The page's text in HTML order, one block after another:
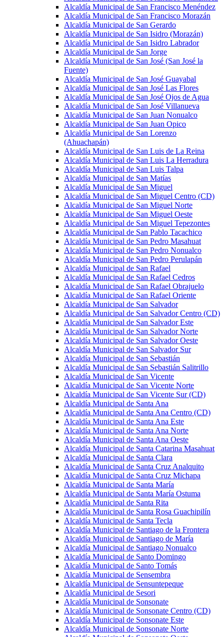
Alcaldía Municipal de San Francisco Menéndez
Alcaldía Municipal de San Francisco Morazán
Alcaldía Municipal de San Gerardo
Alcaldía Municipal de San Isidro (Morazán)
Alcaldía Municipal de San Isidro Labrador
Alcaldía Municipal de San Jorge
Alcaldía Municipal de San José (San José la
Fuente)
Alcaldía Municipal de San José Guayabal
Alcaldía Municipal de San José Las Flores
Alcaldía Municipal de San José Ojos de Agua
Alcaldía Municipal de San José Villanueva
Alcaldía Municipal de San Juan Nonualco
Alcaldía Municipal de San Juan Opico
Alcaldía Municipal de San Lorenzo
(Ahuachapán)
Alcaldía Municipal de San Luis de La Reina
Alcaldía Municipal de San Luis La Herradura
Alcaldía Municipal de San Luis Talpa
Alcaldía Municipal de San Matías
Alcaldía Municipal de San Miguel
Alcaldía Municipal de San Miguel Centro (CD)
Alcaldía Municipal de San Miguel Norte
Alcaldía Municipal de San Miguel Oeste
Alcaldía Municipal de San Miguel Tepezontes
Alcaldía Municipal de San Pablo Tacachico
Alcaldía Municipal de San Pedro Masahuat
Alcaldía Municipal de San Pedro Nonualco
Alcaldía Municipal de San Pedro Perulapán
Alcaldía Municipal de San Rafael
Alcaldía Municipal de San Rafael Cedros
Alcaldía Municipal de San Rafael Obrajuelo
Alcaldía Municipal de San Rafael Oriente
Alcaldía Municipal de San Salvador
Alcaldía Municipal de San Salvador Centro (CD)
Alcaldía Municipal de San Salvador Este
Alcaldía Municipal de San Salvador Norte
Alcaldía Municipal de San Salvador Oeste
Alcaldía Municipal de San Salvador Sur
Alcaldía Municipal de San Sebastián
Alcaldía Municipal de San Sebastián Salitrillo
Alcaldía Municipal de San Vicente
Alcaldía Municipal de San Vicente Norte
Alcaldía Municipal de San Vicente Sur (CD)
Alcaldía Municipal de Santa Ana
Alcaldía Municipal de Santa Ana Centro (CD)
Alcaldía Municipal de Santa Ana Este
Alcaldía Municipal de Santa Ana Norte
Alcaldía Municipal de Santa Ana Oeste
Alcaldía Municipal de Santa Catarina Masahuat
Alcaldía Municipal de Santa Clara
Alcaldía Municipal de Santa Cruz Analquito
Alcaldía Municipal de Santa Cruz Michapa
Alcaldía Municipal de Santa María
Alcaldía Municipal de Santa María Ostuma
Alcaldía Municipal de Santa Rita
Alcaldía Municipal de Santa Rosa Guachipilín
Alcaldía Municipal de Santa Tecla
Alcaldía Municipal de Santiago de la Frontera
Alcaldía Municipal de Santiago de María
Alcaldía Municipal de Santiago Nonualco
Alcaldía Municipal de Santo Domingo
Alcaldía Municipal de Santo Tomás
Alcaldía Municipal de Sensembra
Alcaldía Municipal de Sensuntepeque
Alcaldía Municipal de Sesori
Alcaldía Municipal de Sonsonate
Alcaldía Municipal de Sonsonate Centro (CD)
Alcaldía Municipal de Sonsonate Este
Alcaldía Municipal de Sonsonate Norte